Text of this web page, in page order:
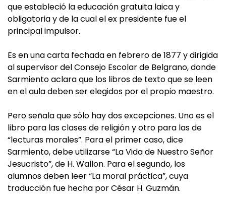
que estableció la educación gratuita laica y
obligatoria y de la cual el ex presidente fue el
principal impulsor.
Es en una carta fechada en febrero de 1877 y dirigida
al supervisor del Consejo Escolar de Belgrano, donde
Sarmiento aclara que los libros de texto que se leen
en el aula deben ser elegidos por el propio maestro.
Pero señala que sólo hay dos excepciones. Uno es el
libro para las clases de religión y otro para las de
“lecturas morales”. Para el primer caso, dice
Sarmiento, debe utilizarse “La Vida de Nuestro Señor
Jesucristo”, de H. Wallon. Para el segundo, los
alumnos deben leer “La moral práctica”, cuya
traducción fue hecha por César H. Guzmán.